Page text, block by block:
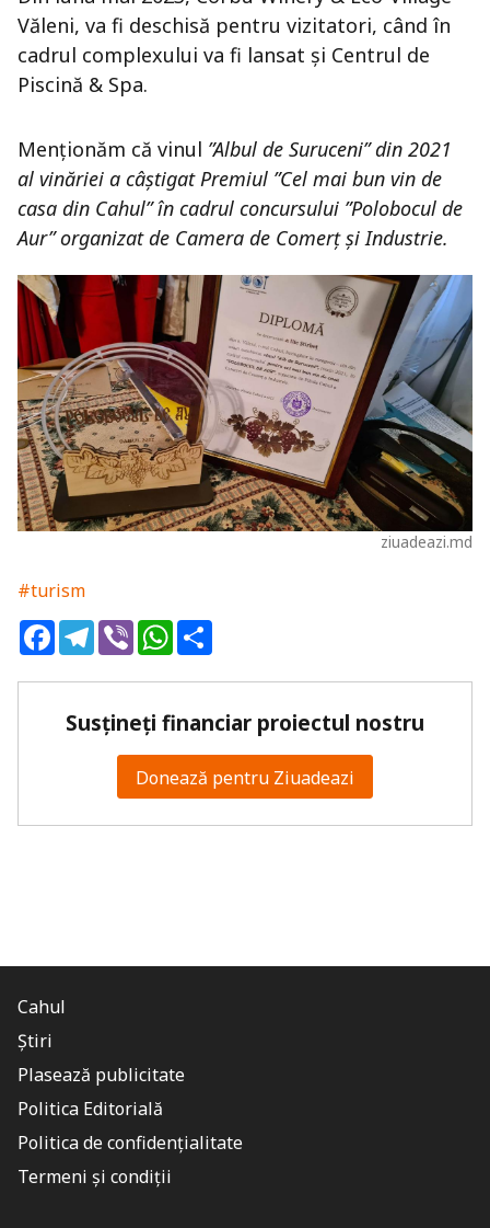
Văleni, va fi deschisă pentru vizitatori, când în
cadrul complexului va fi lansat și Centrul de
Piscină & Spa.
Menționăm că vinul ”Albul de Suruceni” din 2021
al vinăriei a câștigat Premiul ”Cel mai bun vin de
casa din Cahul” în cadrul concursului ”Polobocul de
Aur” organizat de Camera de Comerț și Industrie.
ziuadeazi.md
#turism
FacebookTelegram
ViberWhatsApp
Susțineți financiar proiectul nostru
Donează pentru Ziuadeazi
Cahul
Știri
Plasează publicitate
Politica Editorială
Politica de confidențialitate
Termeni și condiții